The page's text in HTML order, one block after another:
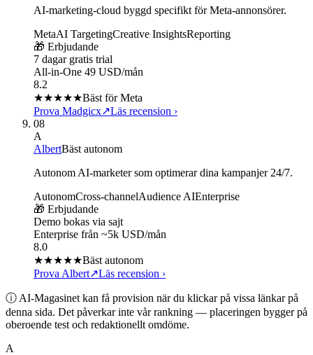
AI-marketing-cloud byggd specifikt för Meta-annonsörer.
MetaAI TargetingCreative InsightsReporting
🎁 Erbjudande
7 dagar gratis trial
All-in-One 49 USD/mån
8.2
★★★★★Bäst för Meta
Prova Madgicx↗Läs recension ›
08
A
AlbertBäst autonom
Autonom AI-marketer som optimerar dina kampanjer 24/7.
AutonomCross-channelAudience AIEnterprise
🎁 Erbjudande
Demo bokas via sajt
Enterprise från ~5k USD/mån
8.0
★★★★★Bäst autonom
Prova Albert↗Läs recension ›
ⓘ AI-Magasinet kan få provision när du klickar på vissa länkar på
denna sida. Det påverkar inte vår rankning — placeringen bygger på
oberoende test och redaktionellt omdöme.
A